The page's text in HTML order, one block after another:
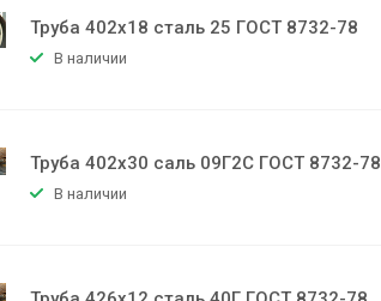
Труба 402х18 сталь 25 ГОСТ 8732-78
В наличии
Труба 402х30 саль 09Г2С ГОСТ 8732-78
В наличии